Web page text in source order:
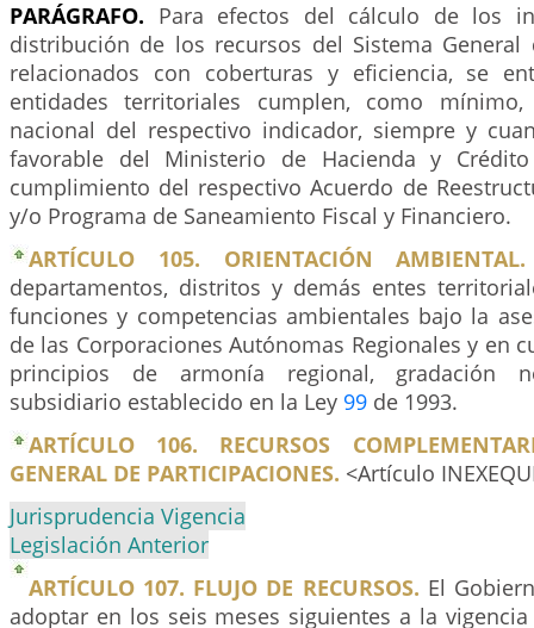
PARÁGRAFO. Para efectos del cálculo de los
distribución de los recursos del Sistema General
relacionados con coberturas y eficiencia, se
entidades territoriales cumplen, como
nacional del respectivo indicador, siempre y
favorable del Ministerio de Hacienda y
cumplimiento del respectivo Acuerdo de
y/o Programa de Saneamiento Fiscal y Financiero.
ARTÍCULO 105. ORIENTACIÓN AMBIENTAL.
departamentos, distritos y demás entes
funciones y competencias ambientales bajo la
de las Corporaciones Autónomas Regionales y en
principios de armonía regional, gradación
subsidiario establecido en la Ley 99 de 1993.
ARTÍCULO 106. RECURSOS
GENERAL DE PARTICIPACIONES. <Artículo
Jurisprudencia Vigencia
Legislación Anterior
ARTÍCULO 107. FLUJO DE RECURSOS. El
adoptar en los seis meses siguientes a la